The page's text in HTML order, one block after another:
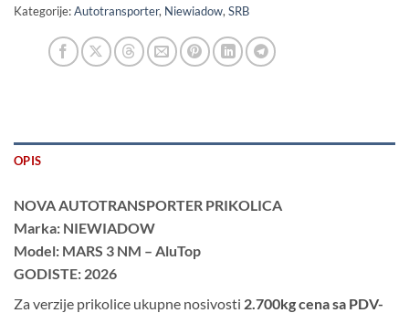
Kategorije:Autotransporter, Niewiadow, SRB
OPIS
NOVA AUTOTRANSPORTER PRIKOLICA
Marka: NIEWIADOW
Model: MARS 3 NM – AluTop
GODISTE: 2026
Za verzije prikolice ukupne nosivosti 2.700kg cena sa PDV-